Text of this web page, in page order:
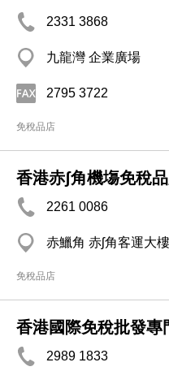
2331 3868
九龍灣 企業廣場
2795 3722
免稅品店
香港赤ʃ角機塲免稅
2261 0086
赤鱲角 赤ʃ角客運大樓
免稅品店
香港國際免稅批發專
2989 1833